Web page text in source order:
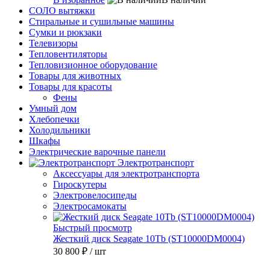
СОЛО вытяжки
Стиральные и сушильные машины
Сумки и рюкзаки
Телевизоры
Тепловентиляторы
Тепловизионное оборудование
Товары для животных
Товары для красоты
Фены
Умный дом
Хлебопечки
Холодильники
Шкафы
Электрические варочные панели
Электротранспорт
Аксессуары для электротранспорта
Гироскутеры
Электровелосипеды
Электросамокаты
Быстрый просмотр
Жесткий диск Seagate 10Tb (ST10000DM0004)
30 800 ₽ / шт